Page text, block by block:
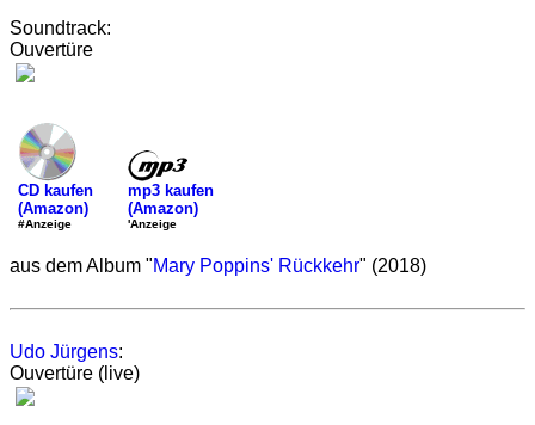
Soundtrack:
Ouvertüre
CD kaufen
(Amazon)
#Anzeige
mp3 kaufen
(Amazon)
'Anzeige
aus dem Album "Mary Poppins' Rückkehr" (2018)
Udo Jürgens:
Ouvertüre (live)